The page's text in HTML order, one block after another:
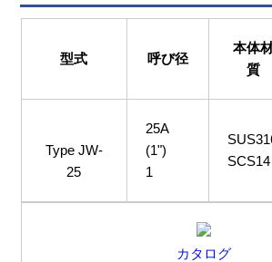
型式 呼び径
本体
質
Type JW-
25
25A
(1")
1
SCS14
カタログ